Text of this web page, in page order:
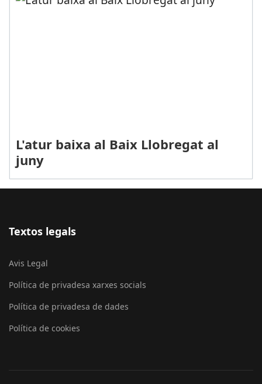
L'atur baixa al Baix Llobregat al
juny
Textos legals
Avis Legal
Política de privadesa xarxes socials
Política de privadesa de dades
Política de cookies